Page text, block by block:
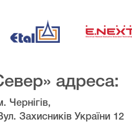
адреса:
Чернігів,
Захисників України 12